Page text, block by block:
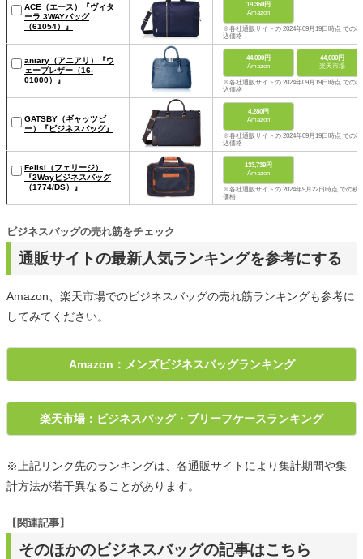
ACE（エース）『ヴィタ
ーラ 3WAYバッグ
（61054）』
19,360円
Amazon
※各社通販サイトの 2024年09月19日時点 での税
込価格
aniary（アニアリ）『ウ
ェーブレザー（16-
01000）』
44,000円
Amazon
44,000円
楽天市場
※各社通販サイトの 2024年09月19日時点 での税
込価格
GATSBY（ギャッツビ
ー）『ビジネスバッグ』
4,280円
Amazon
※各社通販サイトの 2024年09月19日時点 での税
込価格
Felisi（フェリージ）
『2Wayビジネスバッグ
（1774/DS）』
133,739円
Amazon
※各社通販サイトの 2024年9月22日時点 での税
価格
通販サイトの最新人気ランキングを参考にする
ビジネスバッグの売れ筋をチェック
Amazon、楽天市場でのビジネスバッグの売れ筋ランキングも参考に
してみてください。
Amazon：メンズビジネスバッグランキング
楽天市場：ビジネスバッグ・ブリーフケースランキング
※上記リンク先のランキングは、各通販サイトにより集計期間や集
計方法が若干異なることがあります。
そのほかのビジネスバッグの記事はこちら
【関連記事】